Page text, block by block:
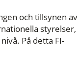
och tillsynen av
styrelser,
På detta FI-